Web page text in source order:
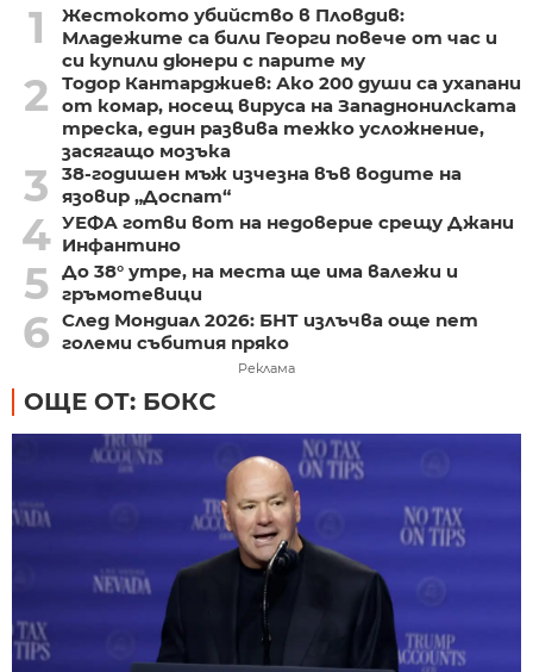
1
Жестокото убийство в Пловдив:
Младежите са били Георги повече от час и
си купили дюнери с парите му
2
Тодор Кантарджиев: Ако 200 души са ухапани
от комар, носещ вируса на Западнонилската
треска, един развива тежко усложнение,
засягащо мозъка
3
38-годишен мъж изчезна във водите на
язовир „Доспат“
4 УЕФА готви вот на недоверие срещу Джани
Инфантино
5 До 38° утре, на места ще има валежи и
гръмотевици
6 След Мондиал 2026: БНТ излъчва още пет
големи събития пряко
Реклама
ОЩЕ ОТ: БОКС